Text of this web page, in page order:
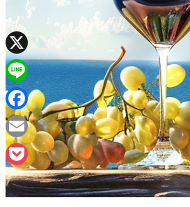
X
Line
Facebook
Email
Pocket